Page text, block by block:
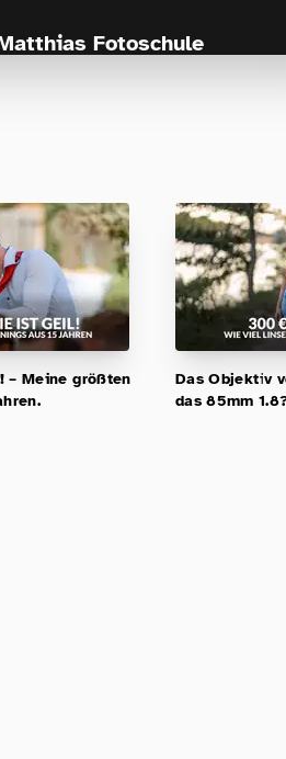
Fotoschule
– Meine größten
Das Objektiv
das 85mm